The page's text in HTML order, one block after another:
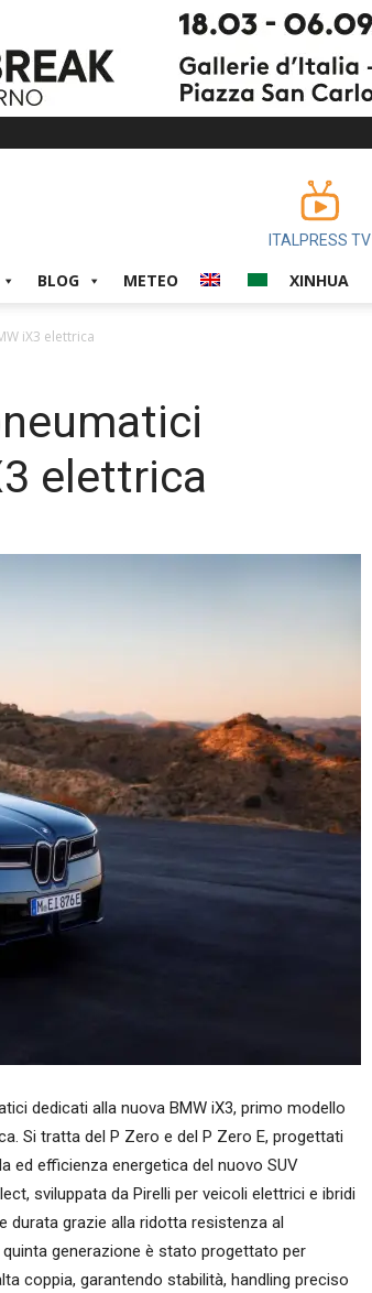
ITALPRESS TV
BLOG METEO XINHUA
iX3 elettrica
elettrica
dedicati alla nuova BMW iX3, primo modello
Si tratta del P Zero e del P Zero E, progettati
ed efficienza energetica del nuovo SUV
sviluppata da Pirelli per veicoli elettrici e ibridi
durata grazie alla ridotta resistenza al
generazione è stato progettato per
coppia, garantendo stabilità, handling preciso